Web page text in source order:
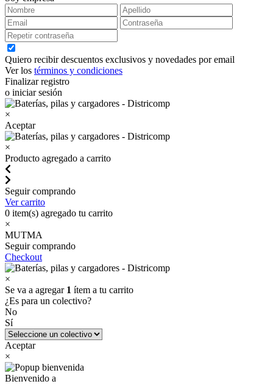
Quiero recibir descuentos exclusivos y novedades por email
Ver los términos y condiciones
Finalizar registro
o iniciar sesión
×
Aceptar
×
Producto agregado a carrito
Seguir comprando
Ver carrito
0 item(s) agregado tu carrito
×
MUTMA
Seguir comprando
Checkout
×
Se va a agregar 1 ítem a tu carrito
¿Es para un colectivo?
No
Sí
Aceptar
×
Bienvenido a